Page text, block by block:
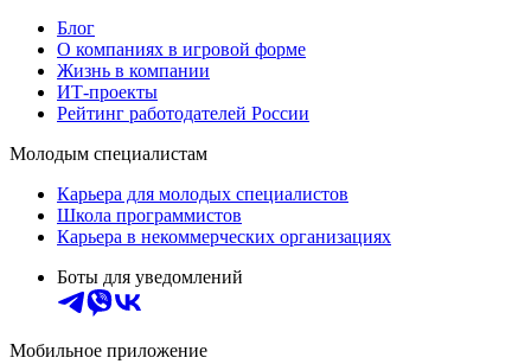
Блог
О компаниях в игровой форме
Жизнь в компании
ИТ-проекты
Рейтинг работодателей России
Молодым специалистам
Карьера для молодых специалистов
Школа программистов
Карьера в некоммерческих организациях
Боты для уведомлений
Мобильное приложение